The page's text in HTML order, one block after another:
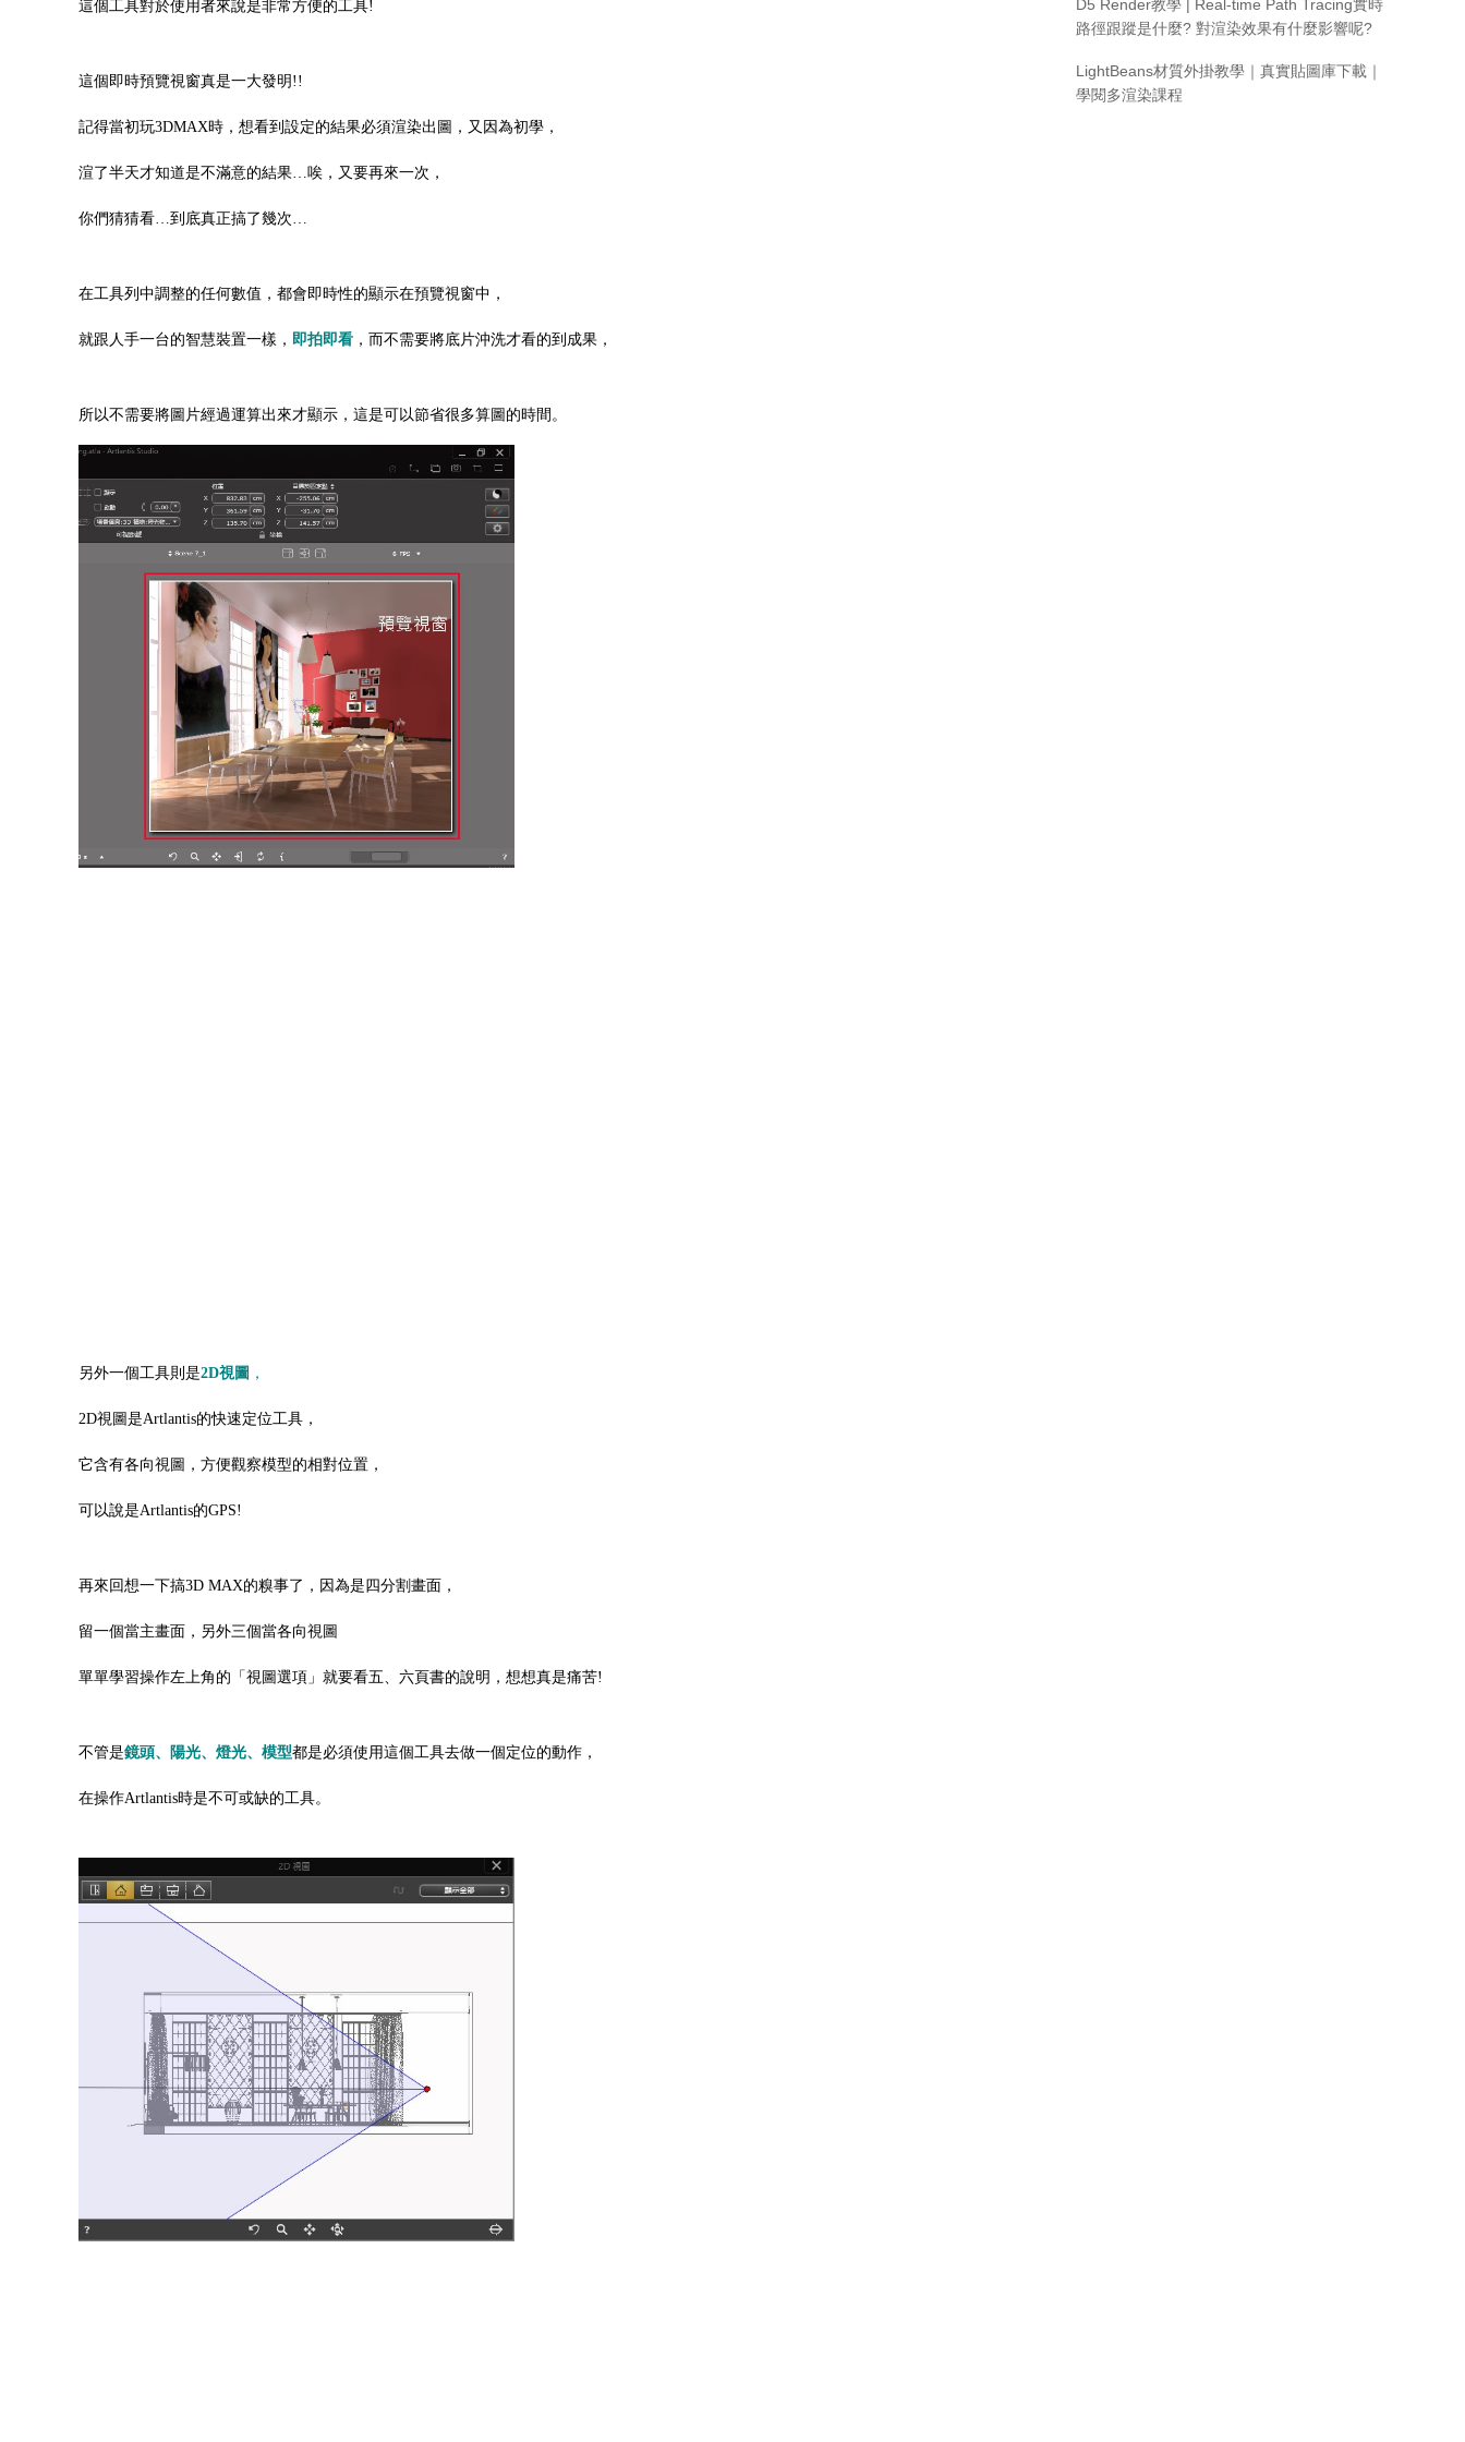
這個工具對於使用者來說是非常方便的工具!
這個即時預覽視窗真是一大發明!!
記得當初玩3DMAX時，想看到設定的結果必須渲染出圖，又因為初學，
渲了半天才知道是不滿意的結果…唉，又要再來一次，
你們猜猜看…到底真正搞了幾次…
在工具列中調整的任何數值，都會即時性的顯示在預覽視窗中，
就跟人手一台的智慧裝置一樣， 即拍即看 ，而不需要將底片沖洗才看的到成果 ，
所以不需要將圖片經過運算出來才顯示，這是可以節省很多算圖的時間。
另外一個工具則是2D視圖 ，
2D視圖是Artlantis的快速定位工具，
它含有各向視圖，方便觀察模型的相對位置，
可以說是Artlantis的GPS!
再來回想一下搞3D MAX的糗事了，因為是四分割畫面，
留一個當主畫面，另外三個當各向視圖
單單學習操作左上角的「視圖選項」就要看五、六頁書的說明，想想真是痛苦!
不管是鏡頭、陽光、燈光、模型都是必須使用這個工具去做一個定位的動作，
在操作Artlantis時是不可或缺的工具。
D5 Render教學 | Real-time Path Tracing實時
路徑跟蹤是什麼? 對渲染效果有什麼影響呢?
LightBeans材質外掛教學｜真實貼圖庫下載｜
學閱多渲染課程